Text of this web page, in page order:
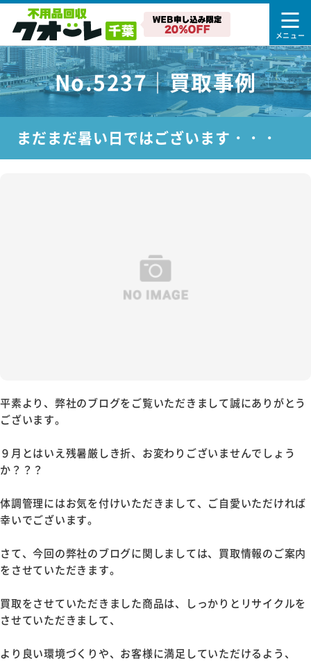
No.5237｜買取事例
まだまだ暑い日ではございます・・・
平素より、弊社のブログをご覧いただきまして誠にありがとう
ございます。
９月とはいえ残暑厳しき折、お変わりございませんでしょう
か？？？
体調管理にはお気を付けいただきまして、ご自愛いただければ
幸いでございます。
さて、今回の弊社のブログに関しましては、買取情報のご案内
をさせていただきます。
買取をさせていただきました商品は、しっかりとリサイクルを
させていただきまして、
より良い環境づくりや、お客様に満足していただけるよう、